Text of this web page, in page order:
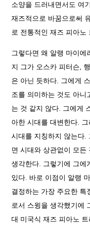
소양을 드러내면서도 여
재즈적으로 바꿈으로써
로 전통적인 재즈 피아노
그렇다면 왜 알랭 마이에
지 그가 오스카 피터슨,
은 아닌 듯하다. 그에게
조를 의미하는 것도 아니
는 것 같지 않다. 그에게
아한 시대를 대변한다.
시대를 지칭하지 않는다.
면 시대와 상관없이 모든
생각한다. 그렇기에 그에
있다. 바로 이점이 알랭
결정하는 가장 주요한 특
로서 스윙을 생각했기에
대 미국식 재즈 피아노